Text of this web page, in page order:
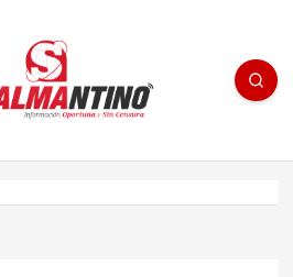
- medios/noticias/editorial